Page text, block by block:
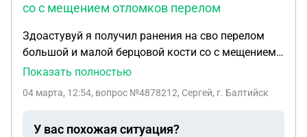
со с мещением отломков перелом
Здоастувуй я получил ранения на сво перелом
большой и малой берцовой кости со с мещением
отломков перелом плюсневых костей 2,3,4, какую
подскажите пожайлуста
Показать полностью
04 марта, 12:54, вопрос №4878212, Сергей, г. Балтийск
У вас похожая ситуация?